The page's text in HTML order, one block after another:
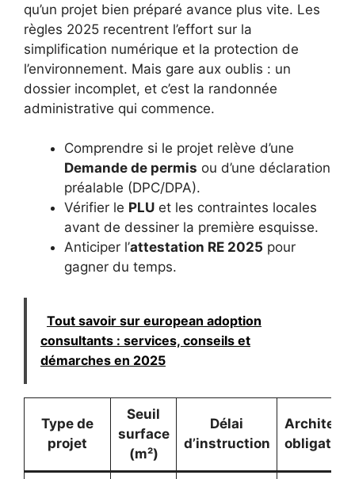
qu’un projet bien préparé avance plus vite. Les
règles 2025 recentrent l’effort sur la
simplification numérique et la protection de
l’environnement. Mais gare aux oublis : un
dossier incomplet, et c’est la randonnée
administrative qui commence.
Comprendre si le projet relève d’une
Demande de permis ou d’une déclaration
préalable (DPC/DPA).
Vérifier le PLU et les contraintes locales
avant de dessiner la première esquisse.
Anticiper l’attestation RE 2025 pour
gagner du temps.
Tout savoir sur european adoption
consultants : services, conseils et
démarches en 2025
Type de
projet
Seuil
surface
(m²)
Délai
d’instruction
Architecte